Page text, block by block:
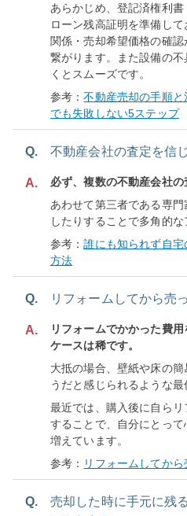
あらかじめ、登記済権利書
ローン残高証明を準備し
関係・売却希望価格の確
繋がります。また設備の
くとスムーズです。
参考：不動産売却の手順
でも失敗しない5ステップ
Q. 不動産会社の査定を信
A.
必ず、複数の不動産会社の
あわせて第三者である専
したりすることで多角的な
参考：誰にも知られず自
方法
Q. リフォームしてから売
A.
リフォームでかかった費
ケースは稀です。
大抵の場合、壁紙や床の
うだと感じられるような最
最近では、購入後に自ら
することで、自分にとっ
増えています。
参考： リフォームしてか
Q.
売却した時に手元に残